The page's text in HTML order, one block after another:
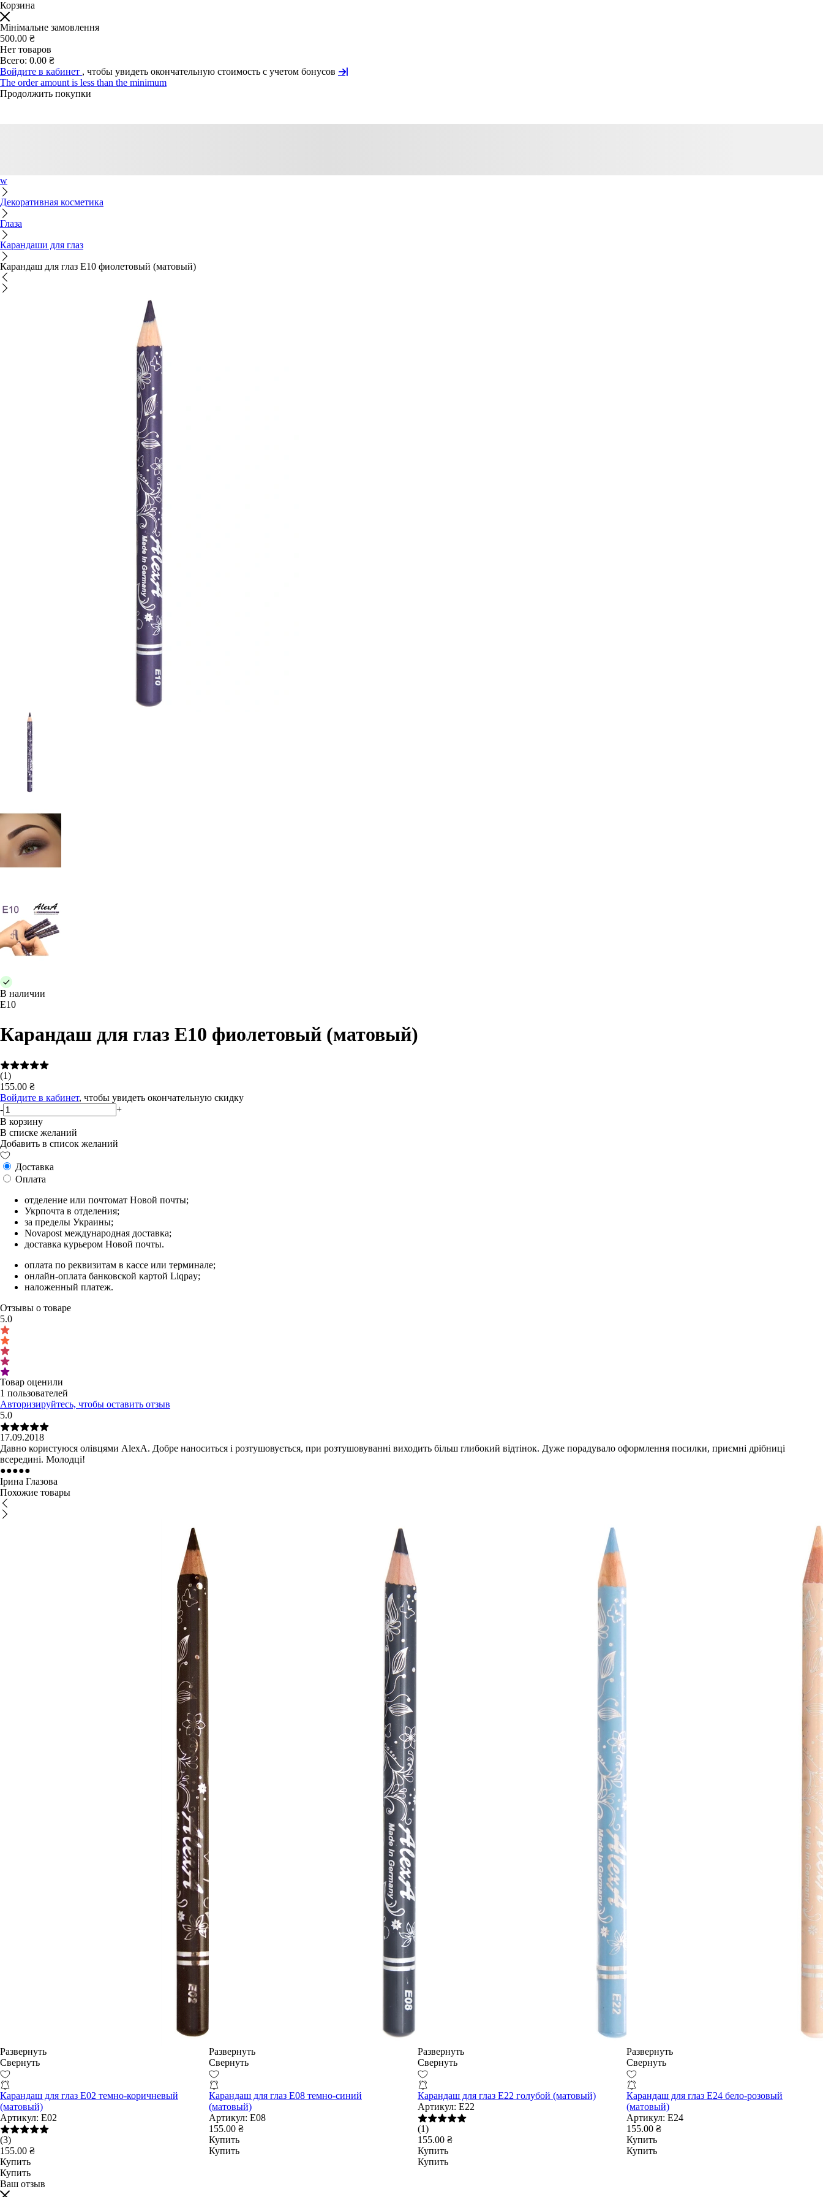
Корзина
Мінімальне замовлення
500.00 ₴
Нет товаров
Всего: 0.00 ₴
Войдите в кабинет , чтобы увидеть окончательную стоимость с учетом бонусов
The order amount is less than the minimum
Продолжить покупки
w
Декоративная косметика
Глаза
Карандаши для глаз
Карандаш для глаз E10 фиолетовый (матовый)
В наличии
E10
Карандаш для глаз E10 фиолетовый (матовый)
(1)
155.00 ₴
Войдите в кабинет, чтобы увидеть окончательную скидку
-
+
В корзину
В списке желаний
Добавить в список желаний
Доставка
Оплата
отделение или почтомат Новой почты;
Укрпочта в отделения;
за пределы Украины;
Novapost международная доставка;
доставка курьером Новой почты.
оплата по реквизитам в кассе или терминале;
онлайн-оплата банковской картой Liqpay;
наложенный платеж.
Отзывы о товаре
5.0
Товар оценили
1 пользователей
Авторизируйтесь, чтобы оставить отзыв
5.0
17.09.2018
Давно користуюся олівцями AlexA. Добре наноситься і розтушовується, при розтушовуванні виходить більш глибокий відтінок. Дуже порадувало оформлення посилки, приємні дрібниці
всередині. Молодці!
●●●●●
Ірина Глазова
Похожие товары
Развернуть
Свернуть
Карандаш для глаз E02 темно-коричневый
(матовый)
Артикул: E02
(3)
155.00 ₴
Купить
Купить
Развернуть
Свернуть
Карандаш для глаз E08 темно-синий
(матовый)
Артикул: E08
155.00 ₴
Купить
Купить
Развернуть
Свернуть
Карандаш для глаз E22 голубой (матовый)
Артикул: E22
(1)
155.00 ₴
Купить
Купить
Развернуть
Свернуть
Карандаш для глаз E24 бело-розовый
(матовый)
Артикул: E24
155.00 ₴
Купить
Купить
Ваш отзыв